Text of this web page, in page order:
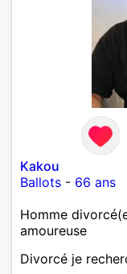
Kakou
Ballots - 66 ans
Homme
amoureuse
Divorcé je